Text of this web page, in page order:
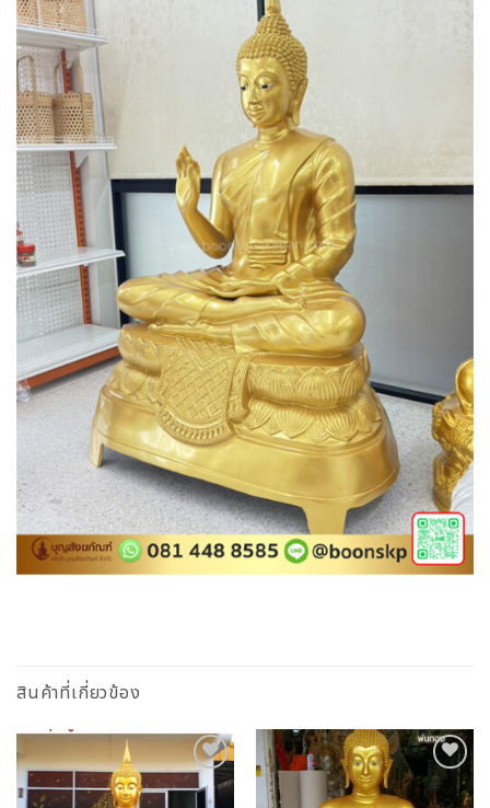
สินค้าที่เกี่ยวข้อง
Add to
Wishlist
Add to
Wishlist